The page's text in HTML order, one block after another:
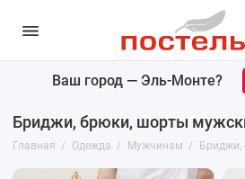
Ваш город — Эль-Монте?
Бриджи, брюки, шорты
Главная Одежда Мужчинам
Мужчинам